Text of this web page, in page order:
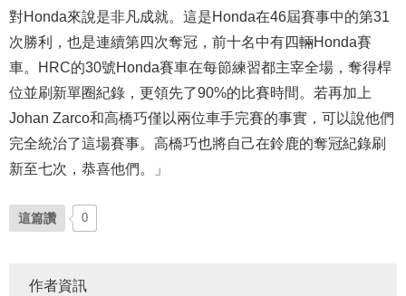
對Honda來說是非凡成就。這是Honda在46屆賽事中的第31
次勝利，也是連續第四次奪冠，前十名中有四輛Honda賽
車。HRC的30號Honda賽車在每節練習都主宰全場，奪得桿
位並刷新單圈紀錄，更領先了90%的比賽時間。若再加上
Johan Zarco和高橋巧僅以兩位車手完賽的事實，可以說他們
完全統治了這場賽事。高橋巧也將自己在鈴鹿的奪冠紀錄刷
新至七次，恭喜他們。」
這篇讚 0
作者資訊